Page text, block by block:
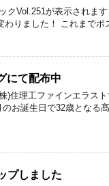
クVol.251が表示されま
りました！ これまでポ
にて配布中
)住理工ファインエラス
お誕生日で32歳となる
プしました